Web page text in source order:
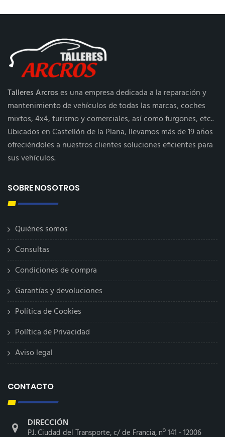
Talleres Arcroses una empresa dedicada a la reparación y
mantenimiento de vehículos de todas las marcas, coches
mixtos, 4x4, turismo y comerciales, así como furgones, etc..
Ubicados en Castellón de la Plana, llevamos más de 19 años
ofreciéndoles a nuestros clientes soluciones eficientes para
sus vehículos.
SOBRE NOSOTROS
Quiénes somos
Consultas
Condiciones de compra
Garantías y devoluciones
Política de Cookies
Política de Privacidad
Aviso legal
CONTACTO
DIRECCIÓN
P.I. Ciudad del Transporte, c/ de Francia, nº 141 - 12006